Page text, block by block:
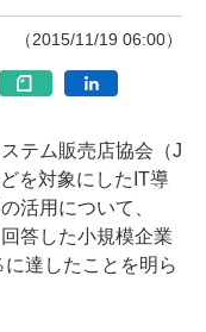
（2015/11/19 06:00）
テム販売店協会（J
を対象にしたIT導
活用について、
答した小規模企業
達したことを明ら